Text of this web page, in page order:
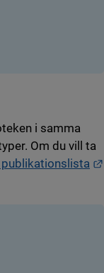
i samma
Om du vill ta
publikationslista